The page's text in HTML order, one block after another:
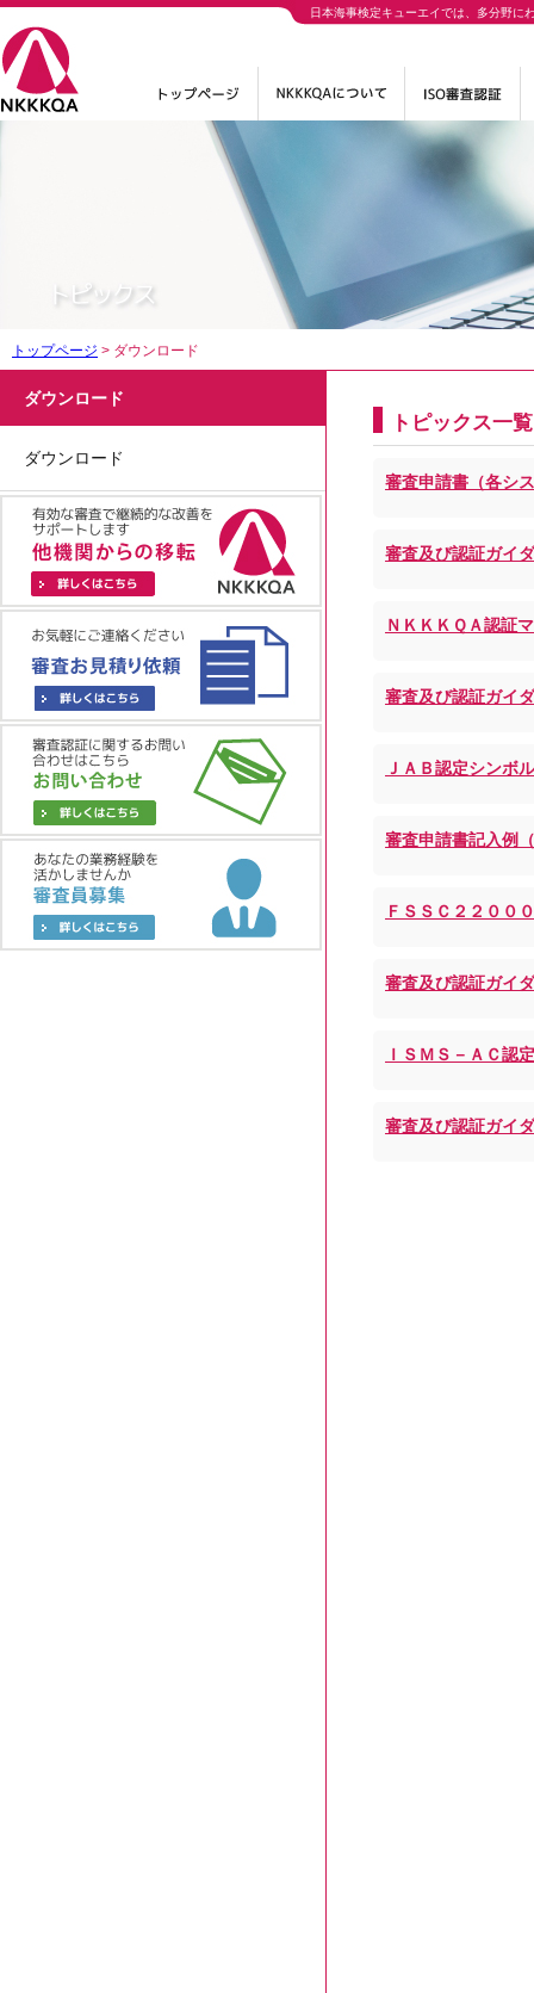
日本海事検定キューエイでは、多分野に
トップページ > ダウンロード
ダウンロード
ダウンロード
トピックス一覧
審査申請書（各シ
審査及び認証ガイ
ＮＫＫＫＱＡ認証
審査及び認証ガイ
ＪＡＢ認定シンボ
審査申請書記入例
ＦＳＳＣ２２００
審査及び認証ガイ
ＩＳＭＳ－ＡＣ認
審査及び認証ガイ